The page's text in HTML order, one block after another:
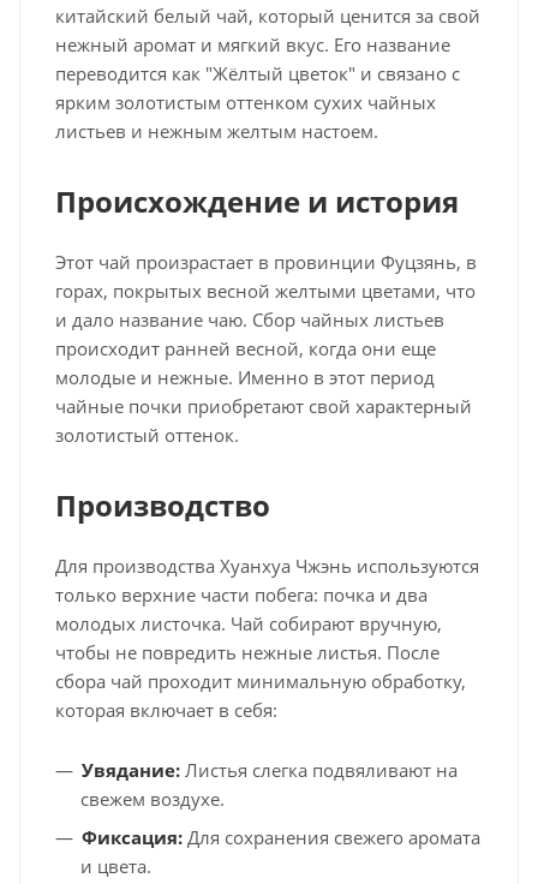
китайский белый чай, который ценится за свой
нежный аромат и мягкий вкус. Его название
переводится как "Жёлтый цветок" и связано с
ярким золотистым оттенком сухих чайных
листьев и нежным желтым настоем.
Происхождение и история
Этот чай произрастает в провинции Фуцзянь, в
горах, покрытых весной желтыми цветами, что
и дало название чаю. Сбор чайных листьев
происходит ранней весной, когда они еще
молодые и нежные. Именно в этот период
чайные почки приобретают свой характерный
золотистый оттенок.
Производство
Для производства Хуанхуа Чжэнь используются
только верхние части побега: почка и два
молодых листочка. Чай собирают вручную,
чтобы не повредить нежные листья. После
сбора чай проходит минимальную обработку,
которая включает в себя:
Увядание: Листья слегка подвяливают на
свежем воздухе.
Фиксация: Для сохранения свежего аромата
и цвета.